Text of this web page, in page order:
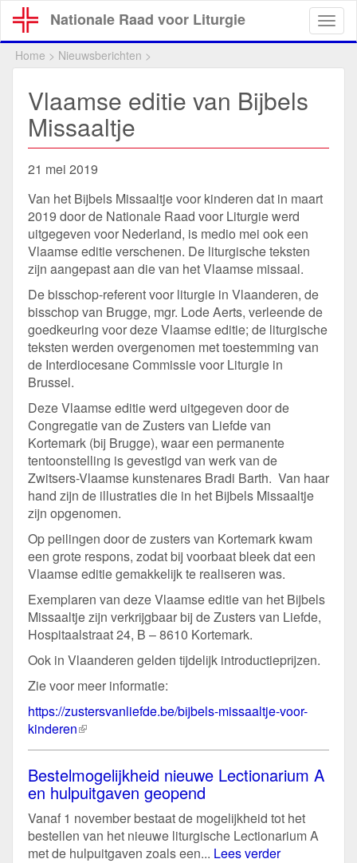
Overslaan
en
naar
Nationale Raad voor Liturgie
Home > Nieuwsberichten >
Vlaamse editie van Bijbels
Missaaltje
21 mei 2019
Van het Bijbels Missaaltje voor kinderen dat in maart
2019 door de Nationale Raad voor Liturgie werd
uitgegeven voor Nederland, is medio mei ook een
Vlaamse editie verschenen. De liturgische teksten
zijn aangepast aan die van het Vlaamse missaal.
De bisschop-referent voor liturgie in Vlaanderen, de
bisschop van Brugge, mgr. Lode Aerts, verleende de
goedkeuring voor deze Vlaamse editie; de liturgische
teksten werden overgenomen met toestemming van
de Interdiocesane Commissie voor Liturgie in
Brussel.
Deze Vlaamse editie werd uitgegeven door de
Congregatie van de Zusters van Liefde van
Kortemark (bij Brugge), waar een permanente
tentoonstelling is gevestigd van werk van de
Zwitsers-Vlaamse kunstenares Bradi Barth. Van haar
hand zijn de illustraties die in het Bijbels Missaaltje
zijn opgenomen.
Op peilingen door de zusters van Kortemark kwam
een grote respons, zodat bij voorbaat bleek dat een
Vlaamse editie gemakkelijk te realiseren was.
Exemplaren van deze Vlaamse editie van het Bijbels
Missaaltje zijn verkrijgbaar bij de Zusters van Liefde,
Hospitaalstraat 24, B – 8610 Kortemark.
Ook in Vlaanderen gelden tijdelijk introductieprijzen.
Zie voor meer informatie:
https://zustersvanliefde.be/bijbels-missaaltje-voor-
kinderen(externe
link)
Bestelmogelijkheid nieuwe Lectionarium A
en hulpuitgaven geopend
Vanaf 1 november bestaat de mogelijkheid tot het
bestellen van het nieuwe liturgische Lectionarium A
met de hulpuitgaven zoals een... Lees verder